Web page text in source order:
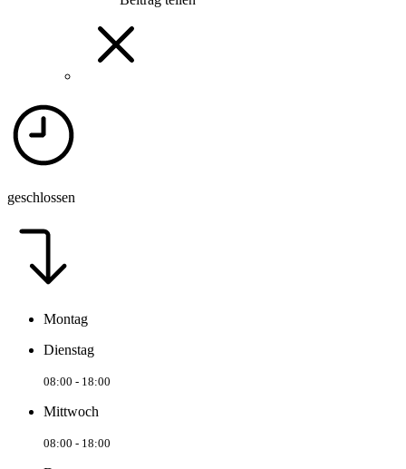
geschlossen
Montag
Dienstag
08:00 - 18:00
Mittwoch
08:00 - 18:00